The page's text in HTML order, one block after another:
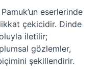
eserlerinde
çekicidir. Dinde
iletilir;
gözlemler,
şekillendirir.